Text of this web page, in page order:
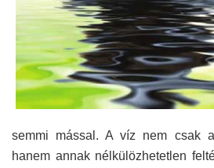
semmi mással. A víz nem csak
hanem annak nélkülözhetetlen